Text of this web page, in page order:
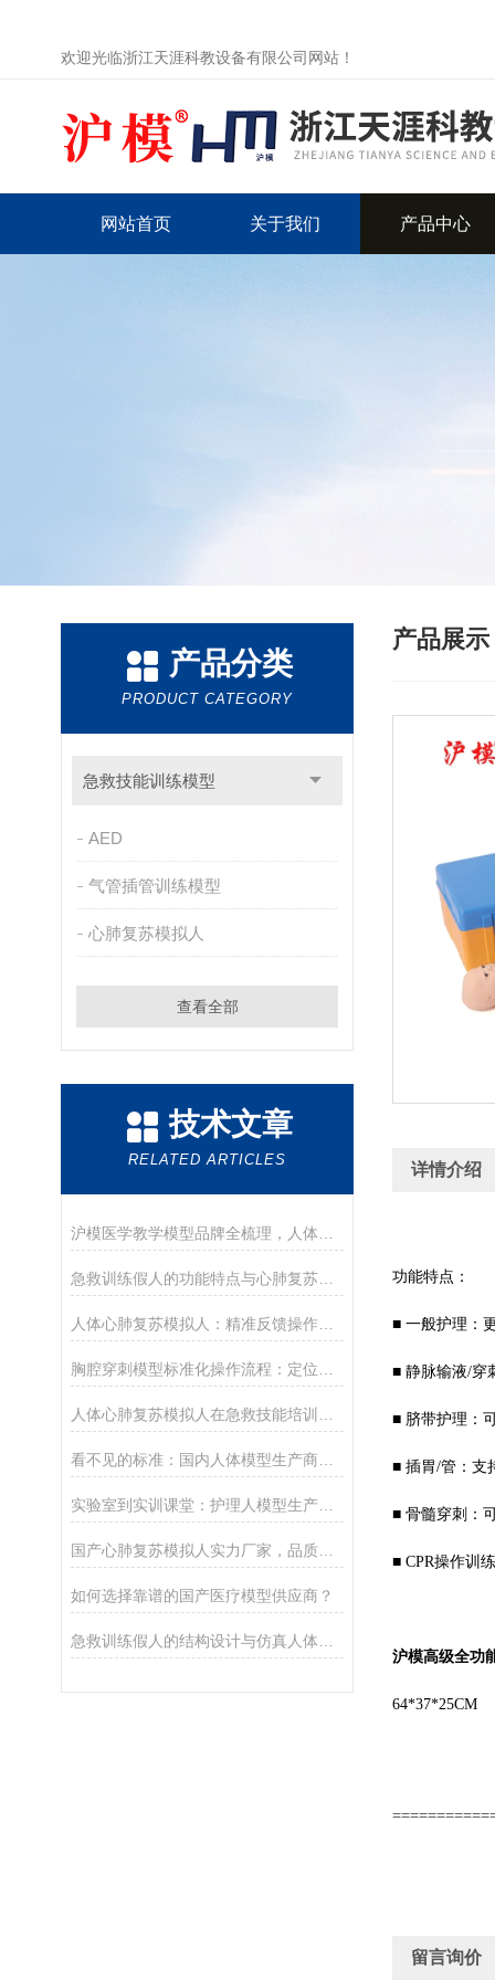
欢迎光临浙江天涯科教设备有限公司网站！
网站首页 关于我们 产品中心
产品分类
PRODUCT CATEGORY
急救技能训练模型
AED
气管插管训练模型
心肺复苏模拟人
查看全部
技术文章
RELATED ARTICLES
急救训练假人的功能特点与心肺复苏实操应用
人体心肺复苏模拟人：精准反馈操作，助力急救培训提质
实验室到实训课堂：护理人模型生产企业的产品落地与用户反馈
如何选择靠谱的国产医疗模型供应商？
产品展示
详情介绍
功能特点：
■ 一般护理：
■ 静脉输液/穿
■ 脐带护理：
■ 插胃/管：支
■ 骨髓穿刺：
■ CPR操作训
沪模高级全功
64*37*25CM
留言询价